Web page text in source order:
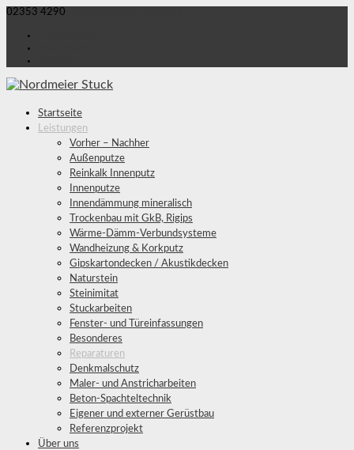
02353 4290
Startseite
Leistungen
Vorher – Nachher
Außenputze
Reinkalk Innenputz
Innenputze
Innendämmung mineralisch
Trockenbau mit GkB, Rigips
Wärme-Dämm-Verbundsysteme
Wandheizung & Korkputz
Gipskartondecken / Akustikdecken
Naturstein
Steinimitat
Stuckarbeiten
Fenster- und Türeinfassungen
Besonderes
Reparaturen
Denkmalschutz
Maler- und Anstricharbeiten
Beton-Spachteltechnik
Eigener und externer Gerüstbau
Referenzprojekt
Über uns